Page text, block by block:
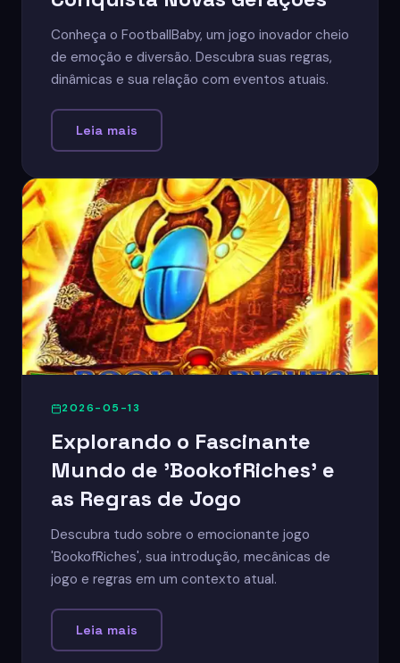
Conheça o FootballBaby, um jogo inovador cheio
de emoção e diversão. Descubra suas regras,
dinâmicas e sua relação com eventos atuais.
Leia mais
2026-05-13
Explorando o Fascinante
Mundo de 'BookofRiches' e
as Regras de Jogo
Descubra tudo sobre o emocionante jogo
'BookofRiches', sua introdução, mecânicas de
jogo e regras em um contexto atual.
Leia mais